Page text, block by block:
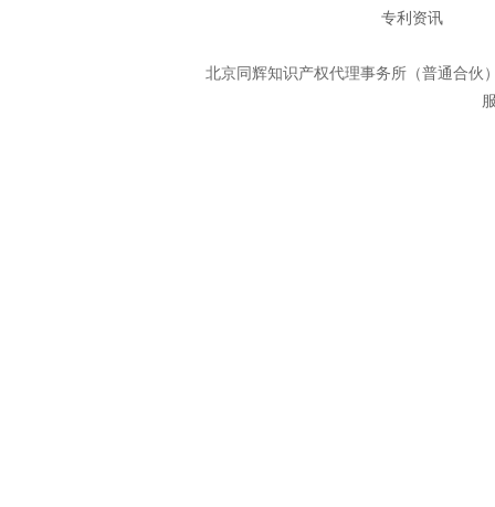
专利资讯
北京同辉知识产权代理事务所（普通合